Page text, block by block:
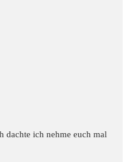
dachte ich nehme euch mal